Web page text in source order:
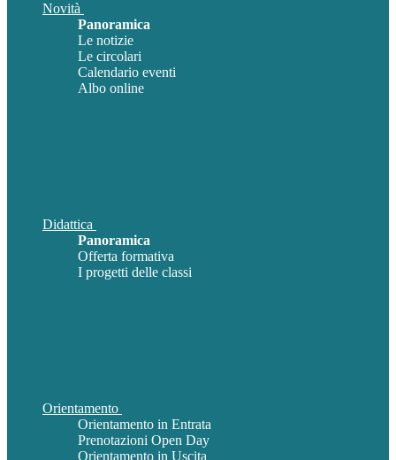
Novità
Panoramica
Le notizie
Le circolari
Calendario eventi
Albo online
Didattica
Panoramica
Offerta formativa
I progetti delle classi
Orientamento
Orientamento in Entrata
Prenotazioni Open Day
Orientamento in Uscita